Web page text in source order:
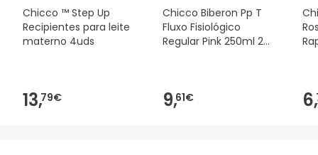
Chicco ™ Step Up
Recipientes para leite
materno 4uds
13,79€
Chicco Biberon Pp T
Fluxo Fisiológico
Regular Pink 250ml 2m
9,61€ 6,